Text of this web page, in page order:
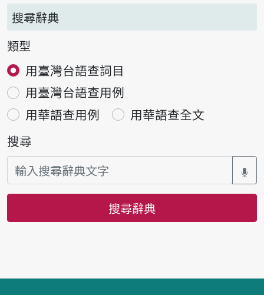
搜尋辭典
類型
用臺灣台語查詞目
用臺灣台語查用例
用華語查用例
用華語查全文
搜尋
搜尋辭典